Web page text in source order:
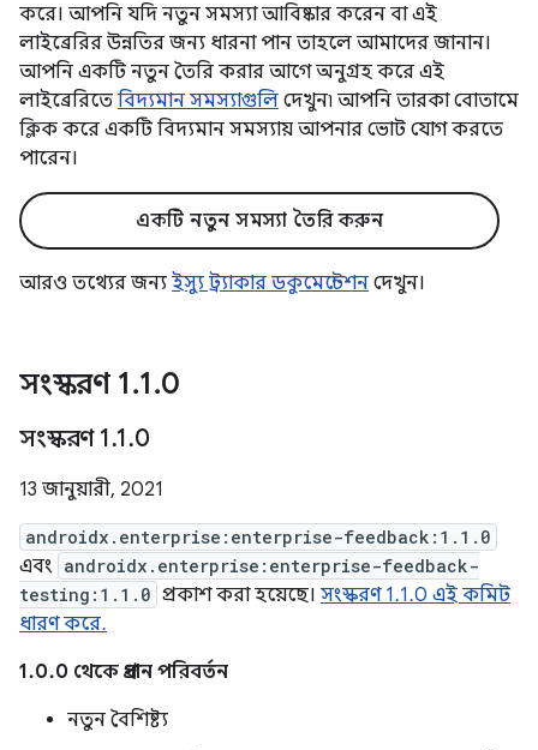
করে। আপনি যদি নতুন সমস্যা আবিষ্কার করেন বা এই
লাইব্রেরির উন্নতির জন্য ধারনা পান তাহলে আমাদের জানান।
আপনি একটি নতুন তৈরি করার আগে অনুগ্রহ করে এই
লাইব্রেরিতে বিদ্যমান সমস্যাগুলি দেখুন৷ আপনি তারকা বোতামে
ক্লিক করে একটি বিদ্যমান সমস্যায় আপনার ভোট যোগ করতে
পারেন।
একটি নতুন সমস্যা তৈরি করুন
আরও তথ্যের জন্য ইস্যু ট্র্যাকার ডকুমেন্টেশন দেখুন।
সংস্করণ 1.1.0
সংস্করণ 1.1.0
13 জানুয়ারী, 2021
androidx.enterprise:enterprise-feedback:1.1.0
এবং androidx.enterprise:enterprise-feedback-
testing:1.1.0 প্রকাশ করা হয়েছে। সংস্করণ 1.1.0 এই কমিট
ধারণ করে.
1.0.0 থেকে প্রধান পরিবর্তন
নতুন বৈশিষ্ট্য